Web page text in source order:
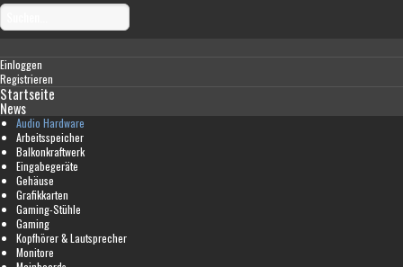
Einloggen
Registrieren
Startseite
News
Audio Hardware
Arbeitsspeicher
Balkonkraftwerk
Eingabegeräte
Gehäuse
Grafikkarten
Gaming-Stühle
Gaming
Kopfhörer & Lautsprecher
Monitore